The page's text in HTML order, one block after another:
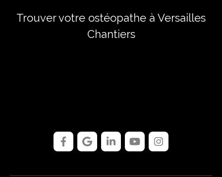
Trouver votre ostéopathe à Versailles
Chantiers